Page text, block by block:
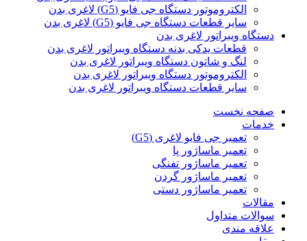
الکتروموتور دستگاه جی فایو (G5) لاغری بدن
سایر قطعات دستگاه جی فایو (G5) لاغری بدن
دستگاه ویبراتور لاغری بدن
قطعات یدکی بدنه دستگاه ویبراتور لاغری بدن
لنگ و شاتون دستگاه ویبراتور لاغری بدن
الکتروموتور دستگاه ویبراتور لاغری بدن
سایر قطعات دستگاه ویبراتور لاغری بدن
صفحه نخست
خدمات
تعمیر جی فایو لاغری (G5)
تعمیر ماساژور پا
تعمیر ماساژور تفنگی
تعمیر ماساژور گردن
تعمیر ماساژور دستی
مقالات
سوالات متداول
علاقه مندی